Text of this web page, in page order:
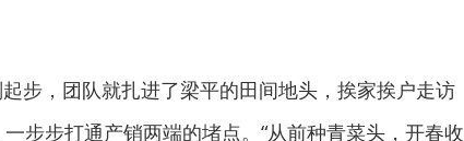
步，团队就扎进了梁平的田间地头，挨家挨户走访
步步打通产销两端的堵点。“从前种青菜头，开春收